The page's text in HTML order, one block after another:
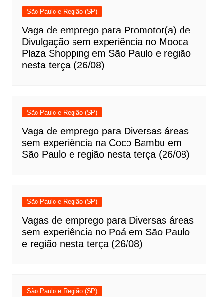
São Paulo e Região (SP)
Vaga de emprego para Promotor(a) de
Divulgação sem experiência no Mooca
Plaza Shopping em São Paulo e região
nesta terça (26/08)
São Paulo e Região (SP)
Vaga de emprego para Diversas áreas
sem experiência na Coco Bambu em
São Paulo e região nesta terça (26/08)
São Paulo e Região (SP)
Vagas de emprego para Diversas áreas
sem experiência no Poá em São Paulo
e região nesta terça (26/08)
São Paulo e Região (SP)